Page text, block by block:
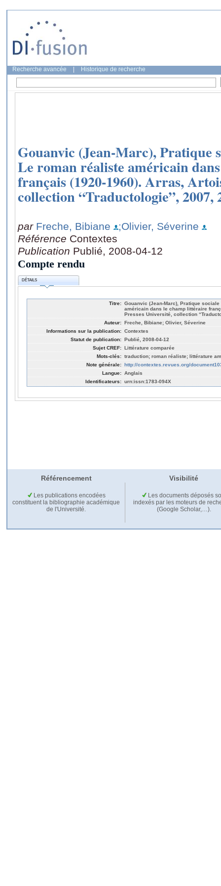
Recherche avancée Historique de recherche
Gouanvic (Jean-Marc), Pratique
Le roman réaliste américain
français (1920-1960). Arras,
collection “Traductologie”, 2007,
par Freche, Bibiane
;Olivier, Séverine
Référence Contextes
Publication Publié, 2008-04-12
Compte rendu
DÉTAILS
Titre: Gouanvic (Jean-Marc), Pratique
américain dans le champ littéraire
Presses Université, collection
Auteur: Freche, Bibiane; Olivier, Séverine
Informations sur la publication: Contextes
Statut de publication: Publié, 2008-04-12
Sujet CREF: Littérature comparée
Mots-clés: traduction; roman réaliste; littérature
Note générale: http://contextes.revues.org/
Langue: Anglais
Identificateurs: urn:issn:1783-094X
Référencement Visibilité
Les publications encodées
constituent la bibliographie académique
de l'Université.
Les documents déposés
indexés par les moteurs de
(Google Scholar,…).